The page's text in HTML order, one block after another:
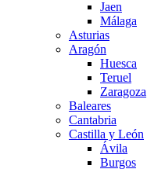
Jaen
Málaga
Asturias
Aragón
Huesca
Teruel
Zaragoza
Baleares
Cantabria
Castilla y León
Ávila
Burgos